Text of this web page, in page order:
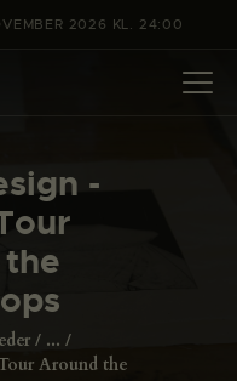
2026 KL. 24:00
-
...
Around the